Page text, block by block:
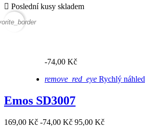
 Poslední kusy skladem
-74,00 Kč
remove_red_eye Rychlý náhled
Emos SD3007
169,00 Kč -74,00 Kč 95,00 Kč